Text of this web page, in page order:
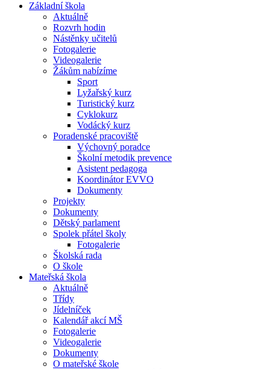
Základní škola
Aktuálně
Rozvrh hodin
Nástěnky učitelů
Fotogalerie
Videogalerie
Žákům nabízíme
Sport
Lyžařský kurz
Turistický kurz
Cyklokurz
Vodácký kurz
Poradenské pracoviště
Výchovný poradce
Školní metodik prevence
Asistent pedagoga
Koordinátor EVVO
Dokumenty
Projekty
Dokumenty
Dětský parlament
Spolek přátel školy
Fotogalerie
Školská rada
O škole
Mateřská škola
Aktuálně
Třídy
Jídelníček
Kalendář akcí MŠ
Fotogalerie
Videogalerie
Dokumenty
O mateřské škole